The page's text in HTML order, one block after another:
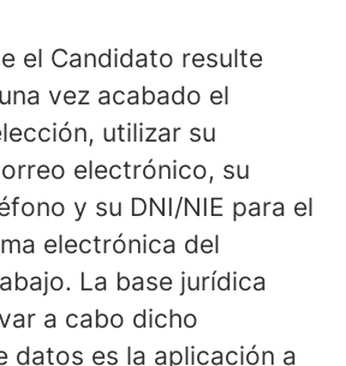
el Candidato resulte
vez acabado el
utilizar su
electrónico, su
y su DNI/NIE para el
electrónica del
La base jurídica
a cabo dicho
datos es la aplicación a